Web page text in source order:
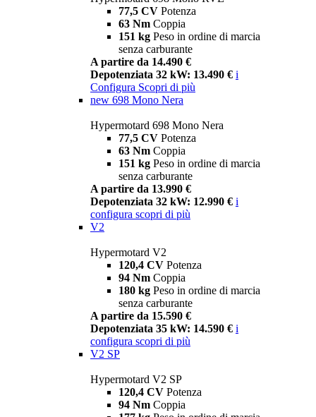
77,5 CV Potenza
63 Nm Coppia
151 kg Peso in ordine di marcia
senza carburante
A partire da 14.490 €
Depotenziata 32 kW: 13.490 € i
Configura Scopri di più
new 698 Mono Nera
Hypermotard 698 Mono Nera
77,5 CV Potenza
63 Nm Coppia
151 kg Peso in ordine di marcia
senza carburante
A partire da 13.990 €
Depotenziata 32 kW: 12.990 € i
configura scopri di più
V2
Hypermotard V2
120,4 CV Potenza
94 Nm Coppia
180 kg Peso in ordine di marcia
senza carburante
A partire da 15.590 €
Depotenziata 35 kW: 14.590 € i
configura scopri di più
V2 SP
Hypermotard V2 SP
120,4 CV Potenza
94 Nm Coppia